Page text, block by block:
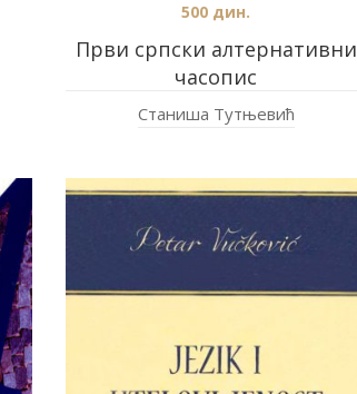
Први српски алтернативни
часопис
500 дин.
Станиша Тутњевић